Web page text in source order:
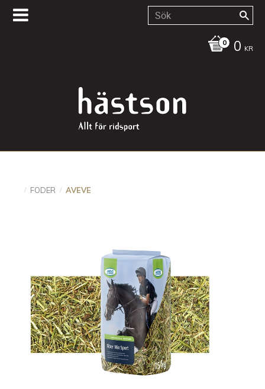
0 KR
FODER AVEVE